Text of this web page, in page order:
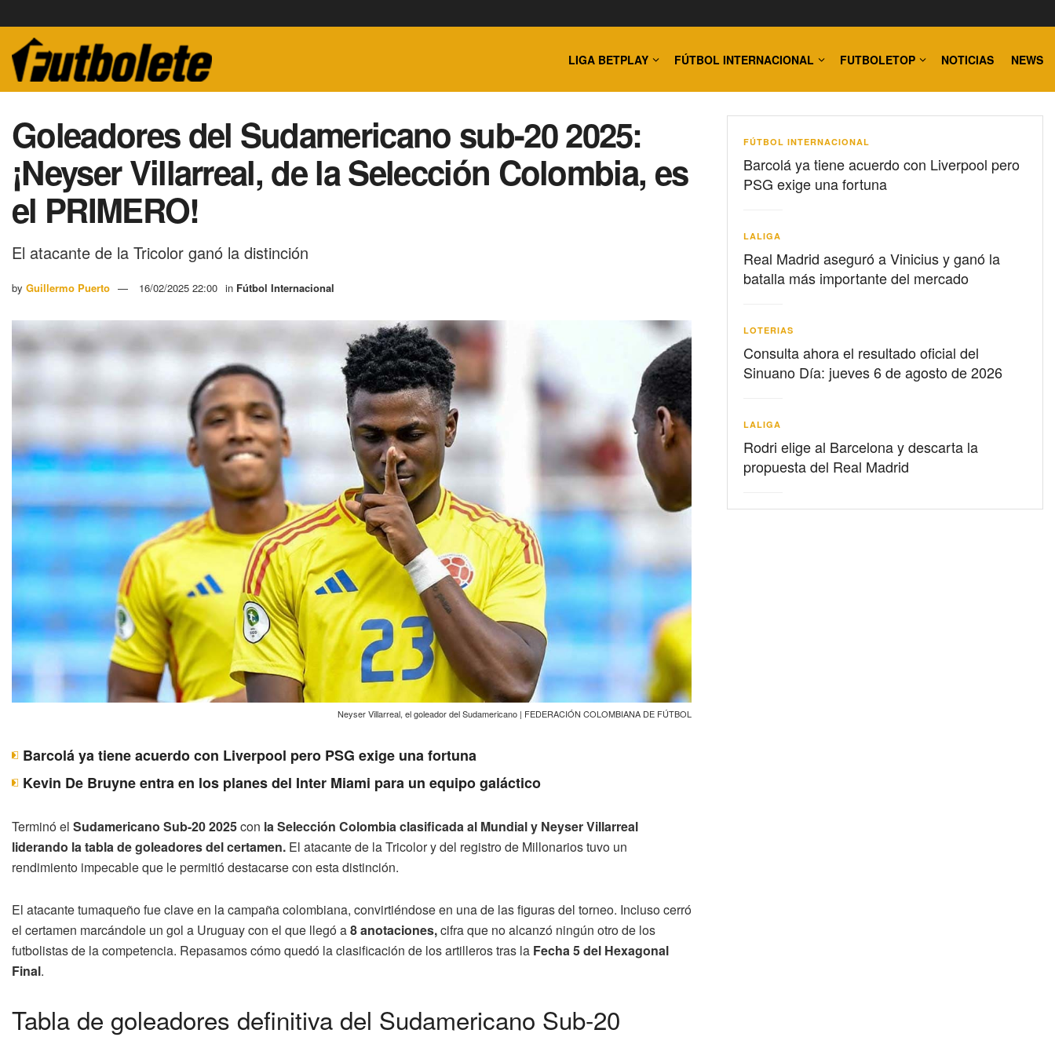
LIGA BETPLAY FÚTBOL INTERNACIONAL FUTBOLETOP NOTICIAS NEWS
Goleadores del Sudamericano sub-20 2025:
¡Neyser Villarreal, de la Selección Colombia, es
el PRIMERO!
El atacante de la Tricolor ganó la distinción
by Guillermo Puerto 16/02/2025 22:00 in Fútbol Internacional
Neyser Villarreal, el goleador del Sudamericano | FEDERACIÓN COLOMBIANA DE FÚTBOL
Barcolá ya tiene acuerdo con Liverpool pero PSG exige una fortuna
Kevin De Bruyne entra en los planes del Inter Miami para un equipo galáctico
Terminó el Sudamericano Sub-20 2025con la Selección Colombia clasificada al Mundial y Neyser Villarreal
liderando la tabla de goleadores del certamen. El atacante de la Tricolor y del registro de Millonarios tuvo un
rendimiento impecable que le permitió destacarse con esta distinción.
El atacante tumaqueño fue clave en la campaña colombiana, convirtiéndose en una de las figuras del torneo. Incluso cerró
el certamen marcándole un gol a Uruguay con el que llegó a8 anotaciones,cifra que no alcanzó ningún otro de los
futbolistas de la competencia. Repasamos cómo quedó la clasificación de los artilleros tras la Fecha 5 del Hexagonal
Final.
Tabla de goleadores definitiva del Sudamericano Sub-20
FÚTBOL INTERNACIONAL
Barcolá ya tiene acuerdo con Liverpool pero
PSG exige una fortuna
LALIGA
Real Madrid aseguró a Vinicius y ganó la
batalla más importante del mercado
LOTERIAS
Consulta ahora el resultado oficial del
Sinuano Día: jueves 6 de agosto de 2026
LALIGA
Rodri elige al Barcelona y descarta la
propuesta del Real Madrid